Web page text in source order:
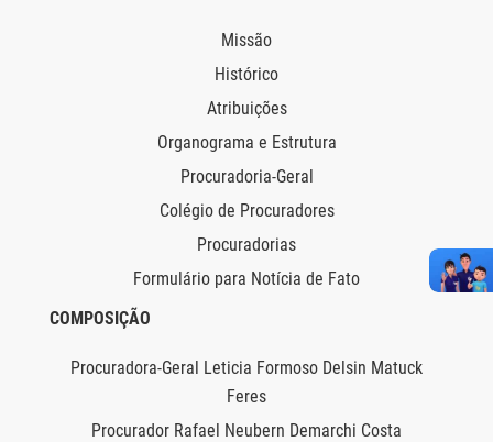
Missão
Histórico
Atribuições
Organograma e Estrutura
Procuradoria-Geral
Colégio de Procuradores
Procuradorias
Formulário para Notícia de Fato
COMPOSIÇÃO
Procuradora-Geral Leticia Formoso Delsin Matuck
Feres
Procurador Rafael Neubern Demarchi Costa